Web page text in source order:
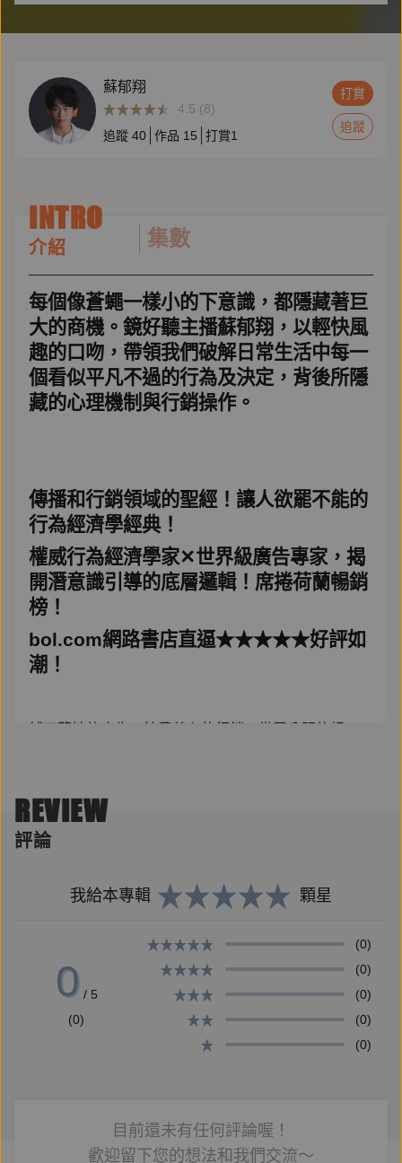
蘇郁翔
4.5 (8)
追蹤 40 作品 15 打賞1
打賞
追蹤
INTRO
介紹 集數
每個像蒼蠅一樣小的下意識，都隱藏著巨
大的商機。鏡好聽主播蘇郁翔，以輕快風
趣的口吻，帶領我們破解日常生活中每一
個看似平凡不過的行為及決定，背後所隱
藏的心理機制與行銷操作。
傳播和行銷領域的聖經！讓人欲罷不能的
行為經濟學經典！
權威行為經濟學家✕世界級廣告專家，揭
開潛意識引導的底層邏輯！席捲荷蘭暢銷
榜！
bol.com網路書店直逼★★★★★好評如
潮！
小便斗裡貼蒼蠅圖片，就能使男性瞄得更準，省下
50％的清潔費？
提升銷量？
走進賭場，每一處細節設計，都暗示著下一個中大獎的
人就是你？
網路上你接收到的訊息，都有可能是他人刻意要讓你看
你可能沒有察覺，但「蒼蠅效應」無所不在。從商品陳
REVIEW
評論
我給本專輯 顆星
0 / 5
(0)
(0)
(0)
(0)
(0)
(0)
目前還未有任何評論喔！
歡迎留下您的想法和我們交流～